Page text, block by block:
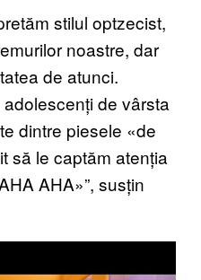
stilul optzecist,
noastre, dar
de atunci.
de vârsta
dintre piesele «de
să le captăm atenția
AHA»”, susțin